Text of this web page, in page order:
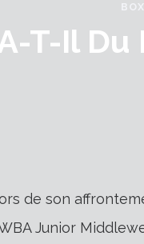
T-Il
de son
Junior